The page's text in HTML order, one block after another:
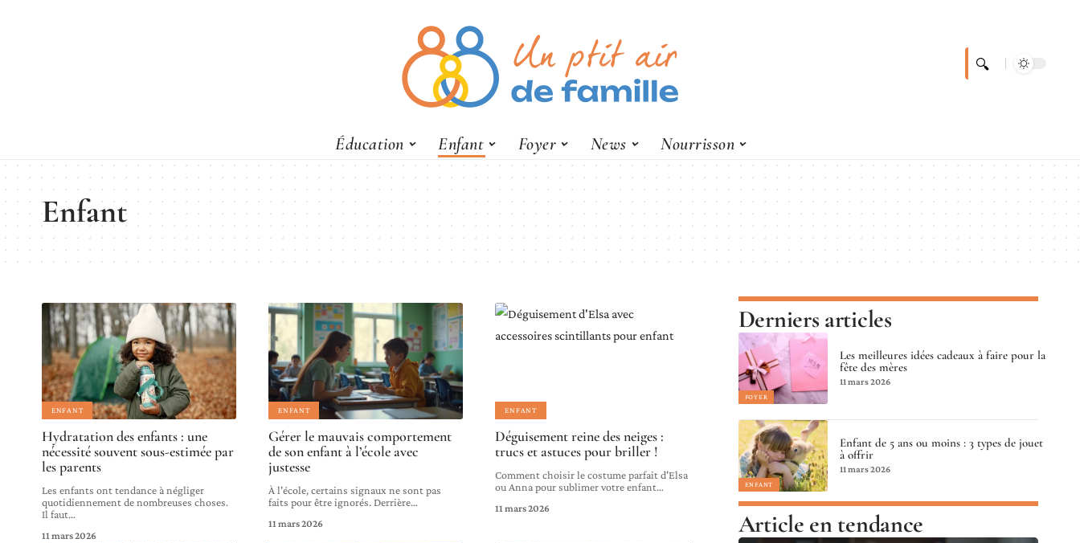
Éducation Enfant Foyer News Nourrisson
Enfant
ENFANT
Hydratation des enfants : une
nécessité souvent sous-estimée par
les parents
Les enfants ont tendance à négliger
quotidiennement de nombreuses choses.
Il faut…
11 mars 2026
ENFANT
Gérer le mauvais comportement
de son enfant à l’école avec
justesse
À l'école, certains signaux ne sont pas
faits pour être ignorés. Derrière…
11 mars 2026
ENFANT
Déguisement reine des neiges :
trucs et astuces pour briller !
Comment choisir le costume parfait d'Elsa
ou Anna pour sublimer votre enfant…
11 mars 2026
Derniers articles
FOYER
Les meilleures idées cadeaux à faire pour la
fête des mères
11 mars 2026
ENFANT
Enfant de 5 ans ou moins : 3 types de jouet
à offrir
11 mars 2026
Article en tendance